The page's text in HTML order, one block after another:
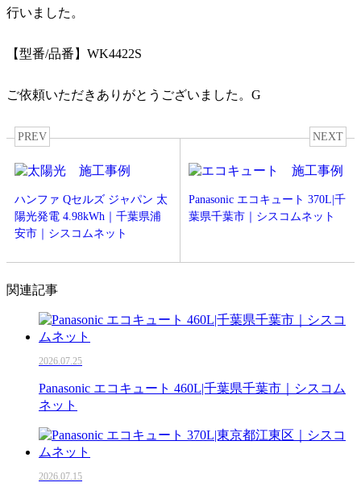
行いました。
【型番/品番】WK4422S
ご依頼いただきありがとうございました。G
PREV
ハンファ Qセルズ ジャパン 太
陽光発電 4.98kWh｜千葉県浦
安市｜シスコムネット
NEXT
Panasonic エコキュート 370L|千
葉県千葉市｜シスコムネット
関連記事
2026.07.25
Panasonic エコキュート 460L|千葉県千葉市｜シスコム
ネット
2026.07.15